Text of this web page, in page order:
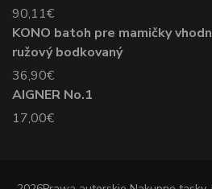
90,11€
KONO batoh pre mamičky
ružový bodkovaný
36,90€
AIGNER No.1
17,00€